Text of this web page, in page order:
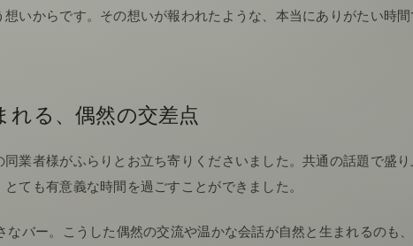
いからです。その想いが報われたような、本当にありがたい時
る、偶然の交差点
業者様がふらりとお立ち寄りくださいました。共通の話題で盛り
ても有意義な時間を過ごすことができました。
バー。こうした偶然の交流や温かな会話が自然と生まれるのも